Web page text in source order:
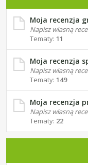
Moja recenzja
Napisz własną
Tematy: 11
Moja recenzja
Napisz własną
Tematy: 149
Moja recenzja
Napisz własną
Tematy: 22